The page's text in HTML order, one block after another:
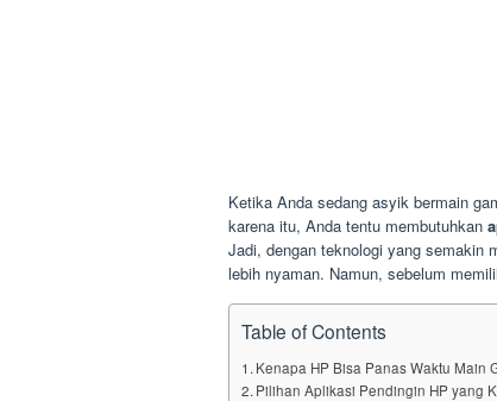
Ketika Anda sedang asyik bermain
karena itu, Anda tentu membutuhkan
Jadi, dengan teknologi yang semakin
lebih nyaman. Namun, sebelum
Table of Contents
Kenapa HP Bisa Panas Waktu Main
Pilihan Aplikasi Pendingin HP yang